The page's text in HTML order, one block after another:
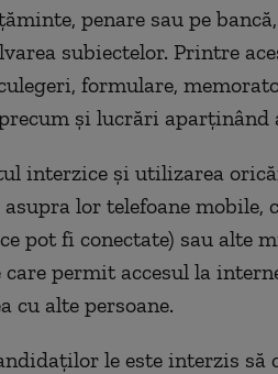
penare sau pe
subiectelor. Printre
formulare,
și lucrări aparținând
interzice și utilizarea
asupra lor telefoane
pot fi conectate) sau alte
permit accesul la
cu alte persoane.
le este interzis